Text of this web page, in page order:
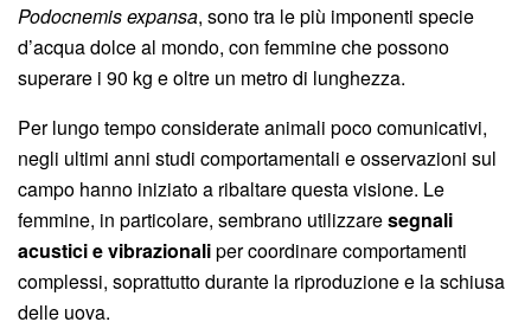
Podocnemis expansa, sono tra le più imponenti specie
d’acqua dolce al mondo, con femmine che possono
superare i 90 kg e oltre un metro di lunghezza.
Per lungo tempo considerate animali poco comunicativi,
negli ultimi anni studi comportamentali e osservazioni sul
campo hanno iniziato a ribaltare questa visione. Le
femmine, in particolare, sembrano utilizzaresegnali
acustici e vibrazionaliper coordinare comportamenti
complessi, soprattutto durante la riproduzione e la schiusa
delle uova.